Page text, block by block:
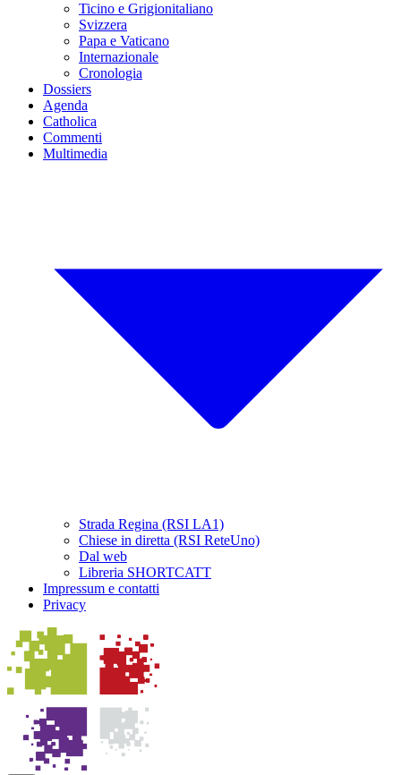
Ticino e Grigionitaliano
Svizzera
Papa e Vaticano
Internazionale
Cronologia
Dossiers
Agenda
Catholica
Commenti
Multimedia
Strada Regina (RSI LA1)
Chiese in diretta (RSI ReteUno)
Dal web
Libreria SHORTCATT
Impressum e contatti
Privacy